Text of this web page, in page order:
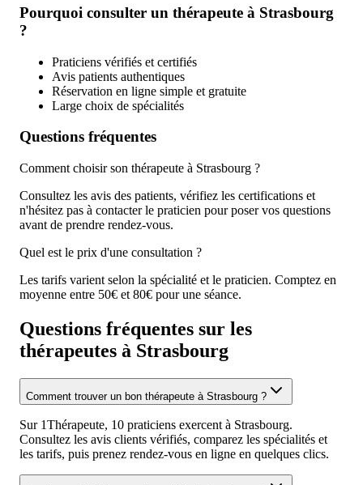
Pourquoi consulter un thérapeute à Strasbourg
?
Praticiens vérifiés et certifiés
Avis patients authentiques
Réservation en ligne simple et gratuite
Large choix de spécialités
Questions fréquentes
Comment choisir son thérapeute à Strasbourg ?
Consultez les avis des patients, vérifiez les certifications et
n'hésitez pas à contacter le praticien pour poser vos questions
avant de prendre rendez-vous.
Quel est le prix d'une consultation ?
Les tarifs varient selon la spécialité et le praticien. Comptez en
moyenne entre 50€ et 80€ pour une séance.
Questions fréquentes sur les
thérapeutes à Strasbourg
Comment trouver un bon thérapeute à Strasbourg ?
Sur 1Thérapeute, 10 praticiens exercent à Strasbourg.
Consultez les avis clients vérifiés, comparez les spécialités et
les tarifs, puis prenez rendez-vous en ligne en quelques clics.